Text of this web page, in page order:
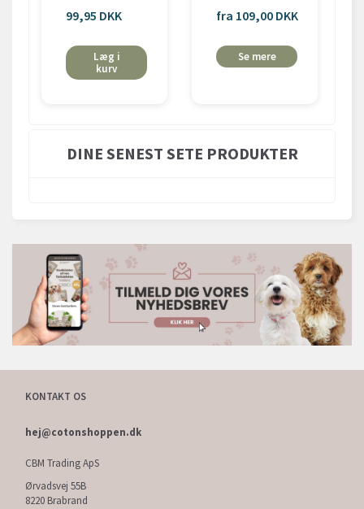
99,95 DKK
Læg i
kurv
fra 109,00 DKK
Se mere
DINE SENEST SETE PRODUKTER
KONTAKT OS
hej@cotonshoppen.dk
CBM Trading ApS
Ørvadsvej 55B
8220 Brabrand